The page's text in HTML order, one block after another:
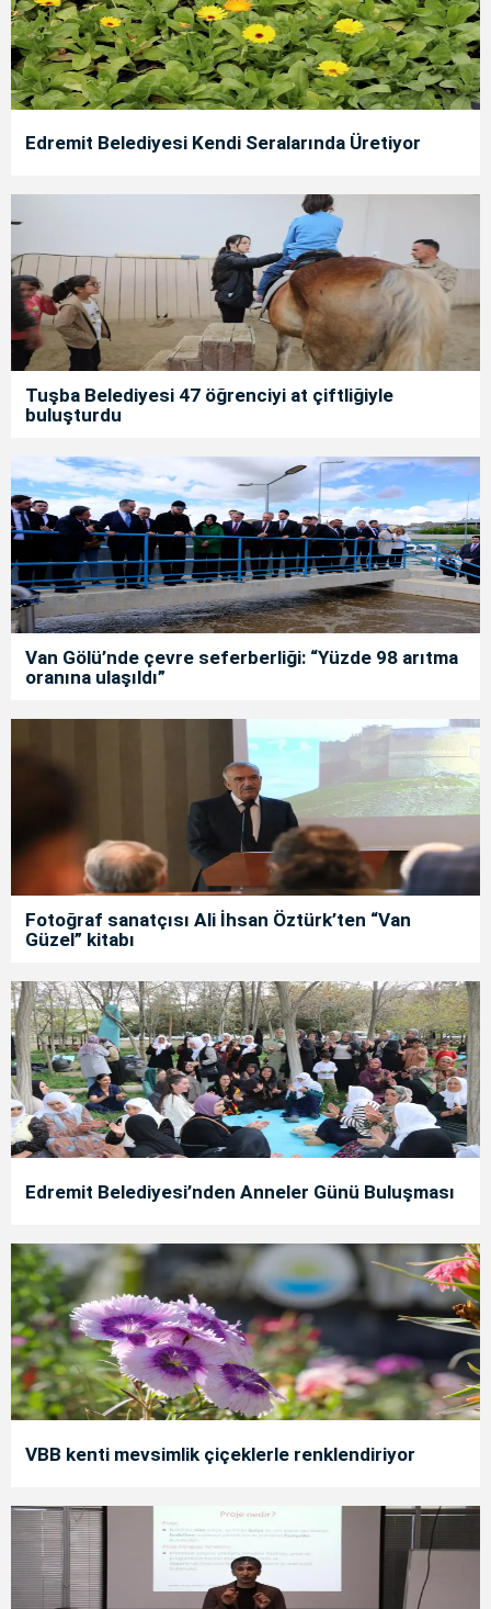
Edremit Belediyesi Kendi Seralarında Üretiyor
Tuşba Belediyesi 47 öğrenciyi at çiftliğiyle
buluşturdu
Van Gölü’nde çevre seferberliği: “Yüzde 98 arıtma
oranına ulaşıldı”
Fotoğraf sanatçısı Ali İhsan Öztürk’ten “Van
Güzel” kitabı
Edremit Belediyesi’nden Anneler Günü Buluşması
VBB kenti mevsimlik çiçeklerle renklendiriyor